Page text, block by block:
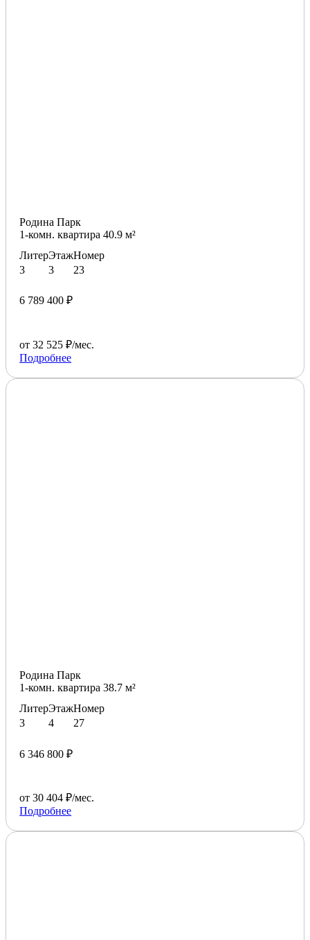
Родина Парк
1-комн. квартира 40.9 м²
Литер
3
Этаж
3
Номер
23
6 789 400 ₽
от 32 525 ₽/мес.
Подробнее
Родина Парк
1-комн. квартира 38.7 м²
Литер
3
Этаж
4
Номер
27
6 346 800 ₽
от 30 404 ₽/мес.
Подробнее